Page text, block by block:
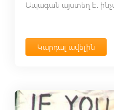
Կարդալ ավելին